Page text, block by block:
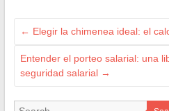
← Elegir la chimenea ideal: el
Entender el porteo salarial: una
seguridad salarial →